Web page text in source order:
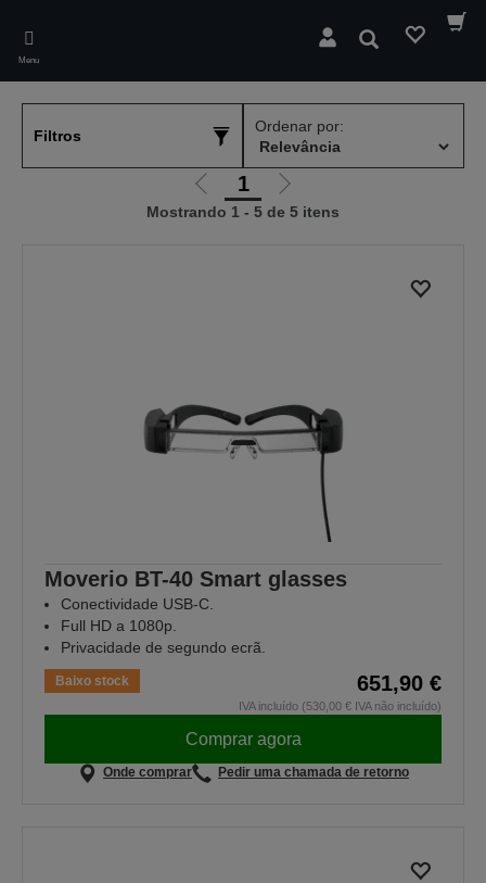
main
content
Menu
Pesquisar
Filtros
Ordenar por:
Ir
para
1
Ir
para
Mostrando 1 - 5 de 5 itens
Moverio BT-40 Smart glasses
Conectividade USB-C.
Full HD a 1080p.
Privacidade de segundo ecrã.
Baixo stock 651,90 €
IVA incluído (530,00 € IVA não incluído)
Comprar agora
Onde comprar Pedir uma chamada de retorno